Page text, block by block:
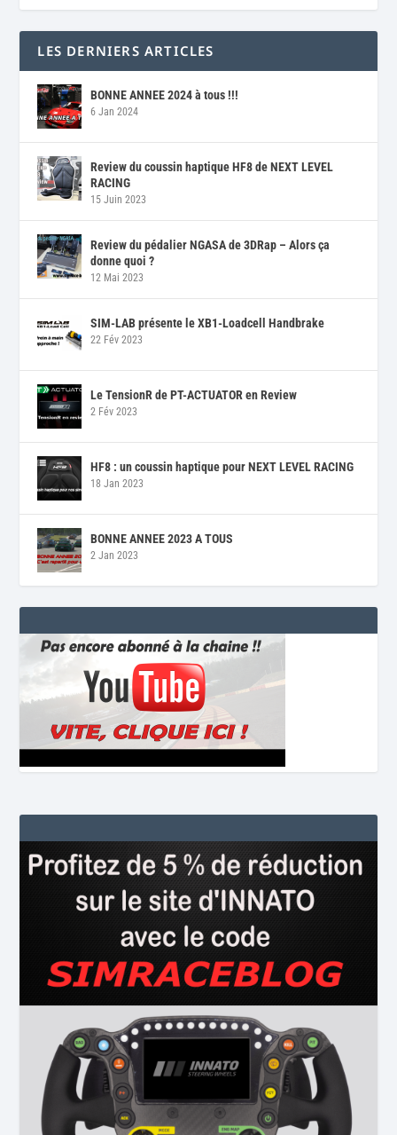
LES DERNIERS ARTICLES
BONNE ANNEE 2024 à tous !!!
6 Jan 2024
Review du coussin haptique HF8 de NEXT LEVEL
RACING
15 Juin 2023
Review du pédalier NGASA de 3DRap – Alors ça
donne quoi ?
12 Mai 2023
SIM-LAB présente le XB1-Loadcell Handbrake
22 Fév 2023
Le TensionR de PT-ACTUATOR en Review
2 Fév 2023
HF8 : un coussin haptique pour NEXT LEVEL RACING
18 Jan 2023
BONNE ANNEE 2023 A TOUS
2 Jan 2023